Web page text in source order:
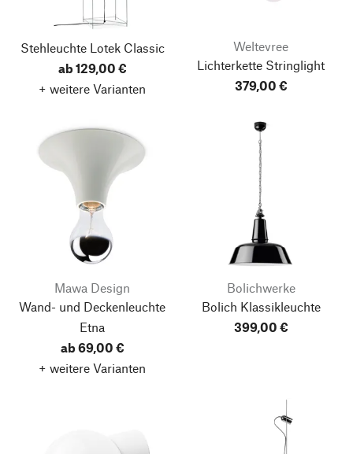
Stehleuchte Lotek Classic
ab 129,00 €
+ weitere Varianten
Weltevree
Lichterkette Stringlight
379,00 €
Mawa Design
Wand- und Deckenleuchte
Etna
ab 69,00 €
+ weitere Varianten
Bolichwerke
Bolich Klassikleuchte
399,00 €